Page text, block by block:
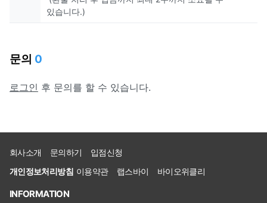
있습니다.)
문의 0
로그인 후 문의를 할 수 있습니다.
회사소개 문의하기
입점신청
개인정보처리방침 이용약관 랩스바이 바이오위클리
INFORMATION